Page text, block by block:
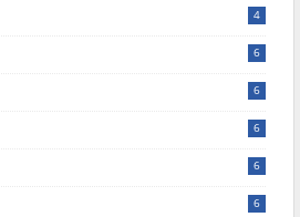
4
6
6
6
6
6